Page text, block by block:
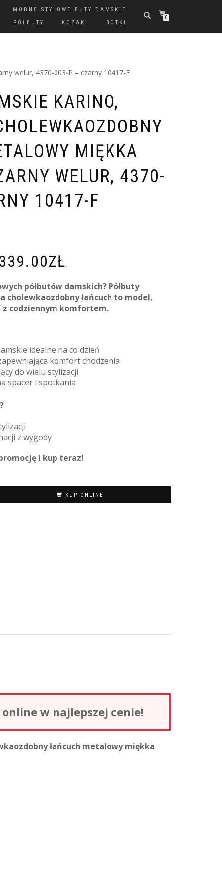
MODNE STYLOWE BUTY DAMSKIE
PÓŁBUTY
KOZAKI BOTKI
0
welur, 4370-003-P – czarny 10417-F
KARINO,
MIĘKKA
WELUR, 4370-
10417-F
ZŁ.
półbutów damskich? Półbuty
cholewkaozdobny łańcuch to model,
z codziennym komfortem.
idealne na co dzień
komfort chodzenia
do wielu stylizacji
spacer i spotkania
z wygody
i kup teraz!
KUP ONLINE
w najlepszej cenie!
łańcuch metalowy miękka